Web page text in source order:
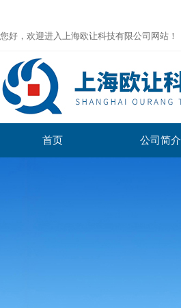
您好，欢迎进入上海欧让科技有限公司网站！
首页 公司简介